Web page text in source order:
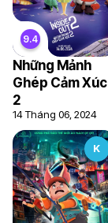
6.6
Những Mảnh
Ghép Cảm Xúc
2
14 Tháng 06, 2024
K